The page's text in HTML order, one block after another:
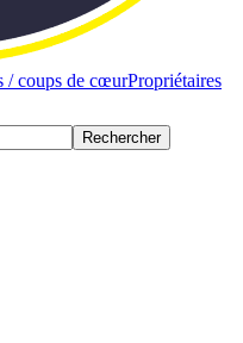
/ coups de cœurPropriétaires
Rechercher